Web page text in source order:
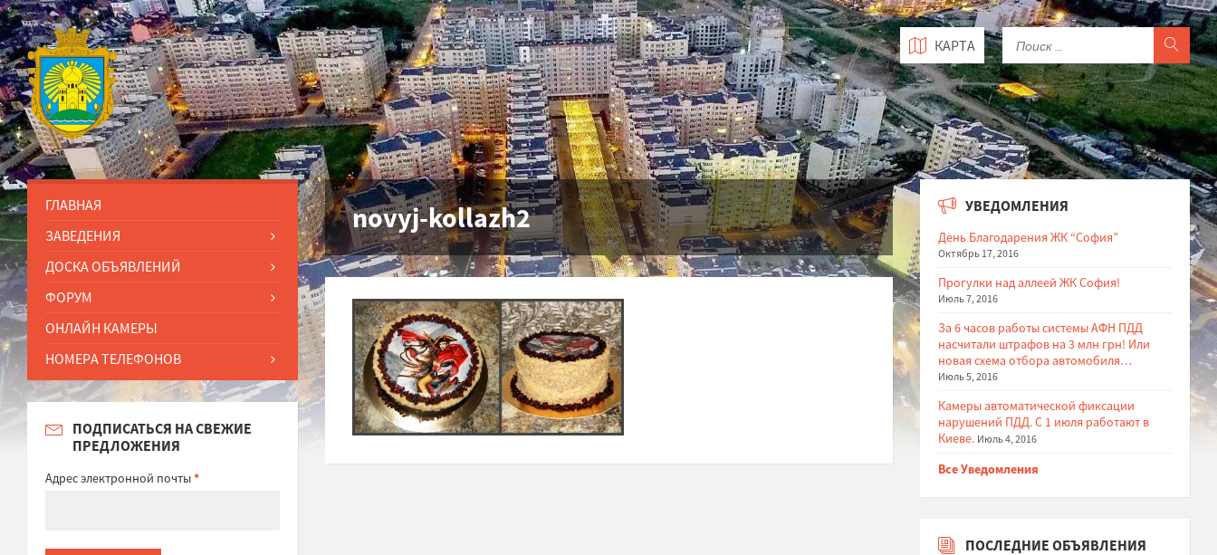
КАРТА
novyj-kollazh2
ГЛАВНАЯ
ЗАВЕДЕНИЯ
ДОСКА ОБЪЯВЛЕНИЙ
ФОРУМ
ОНЛАЙН КАМЕРЫ
НОМЕРА ТЕЛЕФОНОВ
ПОДПИСАТЬСЯ НА СВЕЖИЕ
ПРЕДЛОЖЕНИЯ
Адрес электронной почты*
УВЕДОМЛЕНИЯ
День Благодарения ЖК “София”
Октябрь 17, 2016
Прогулки над аллеей ЖК София!
Июль 7, 2016
За 6 часов работы системы АФН ПДД
насчитали штрафов на 3 млн грн! Или
новая схема отбора автомобиля…
Июль 5, 2016
Камеры автоматической фиксации
нарушений ПДД. С 1 июля работают в
Киеве. Июль 4, 2016
Все Уведомления
ПОСЛЕДНИЕ ОБЪЯВЛЕНИЯ